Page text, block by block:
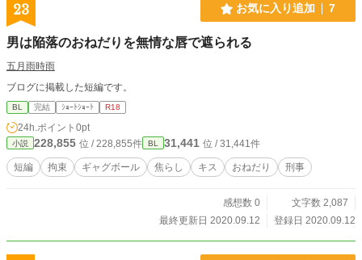
23 お気に入り追加 7
男は陥落のおねだりを無情な唇で遮られる
五月雨時雨
ブログに掲載した短編です。
BL 完結 ｼｮｰﾄｼｮｰﾄ R18
24h.ポイント 0pt
小説 228,855 位 / 228,855件 BL 31,441 位 / 31,441件
短編 拘束 ギャグボール 焦らし キス おねだり 刑事
感想数 0
文字数 2,087
最終更新日 2020.09.12
登録日 2020.09.12